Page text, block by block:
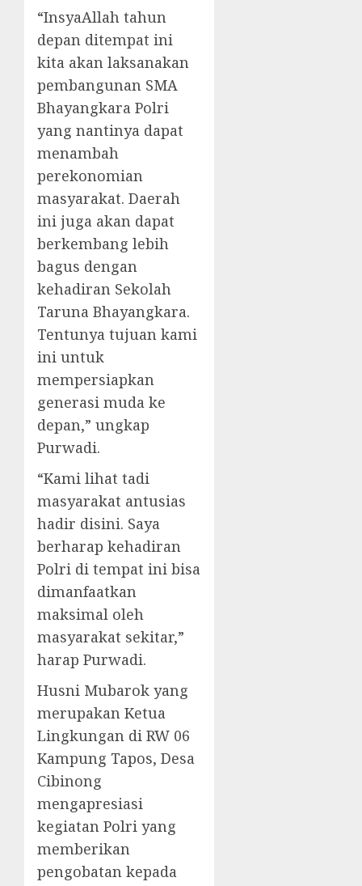
“InsyaAllah tahun
depan ditempat ini
kita akan laksanakan
pembangunan SMA
Bhayangkara Polri
yang nantinya dapat
menambah
perekonomian
masyarakat. Daerah
ini juga akan dapat
berkembang lebih
bagus dengan
kehadiran Sekolah
Taruna Bhayangkara.
Tentunya tujuan kami
ini untuk
mempersiapkan
generasi muda ke
depan,” ungkap
Purwadi.
“Kami lihat tadi
masyarakat antusias
hadir disini. Saya
berharap kehadiran
Polri di tempat ini bisa
dimanfaatkan
maksimal oleh
masyarakat sekitar,”
harap Purwadi.
Husni Mubarok yang
merupakan Ketua
Lingkungan di RW 06
Kampung Tapos, Desa
Cibinong
mengapresiasi
kegiatan Polri yang
memberikan
pengobatan kepada